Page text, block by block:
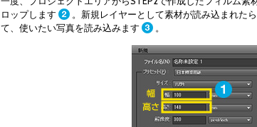
ロップします
。新規レイヤーとして素材が読み込まれた
て、使いたい写真を読み込みます
。